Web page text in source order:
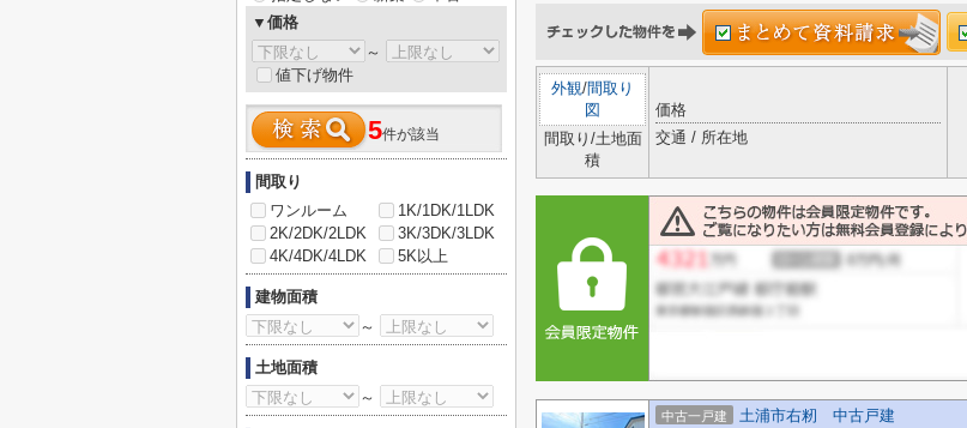
外観/間取り
図
間取り/土地面
積
価格
交通 / 所在地
中古一戸建 土浦市右籾 中古戸建
▼価格
～
値下げ物件
5件が該当
間取り
ワンルーム
1K/1DK/1LDK
2K/2DK/2LDK
3K/3DK/3LDK
4K/4DK/4LDK
5K以上
建物面積
～
土地面積
～